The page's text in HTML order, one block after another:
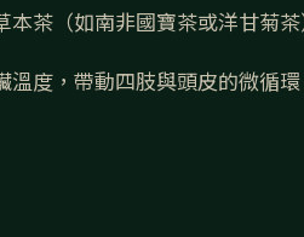
茶（如南非國寶茶或洋甘菊茶
溫度，帶動四肢與頭皮的微循環